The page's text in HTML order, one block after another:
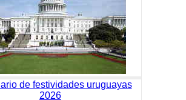
de festividades uruguayas
2026